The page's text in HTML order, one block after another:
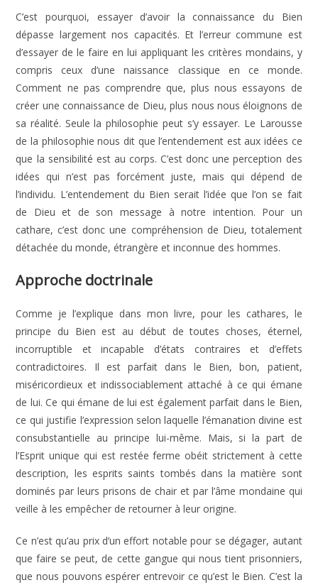
C’est pourquoi, essayer d’avoir la connaissance du Bien
dépasse largement nos capacités. Et l’erreur commune est
d’essayer de le faire en lui appliquant les critères mondains, y
compris ceux d’une naissance classique en ce monde.
Comment ne pas comprendre que, plus nous essayons de
créer une connaissance de Dieu, plus nous nous éloignons de
sa réalité. Seule la philosophie peut s’y essayer. Le Larousse
de la philosophie nous dit que l’entendement est aux idées ce
que la sensibilité est au corps. C’est donc une perception des
idées qui n’est pas forcément juste, mais qui dépend de
l’individu. L’entendement du Bien serait l’idée que l’on se fait
de Dieu et de son message à notre intention. Pour un
cathare, c’est donc une compréhension de Dieu, totalement
détachée du monde, étrangère et inconnue des hommes.
Approche doctrinale
Comme je l’explique dans mon livre, pour les cathares, le
principe du Bien est au début de toutes choses, éternel,
incorruptible et incapable d’états contraires et d’effets
contradictoires. Il est parfait dans le Bien, bon, patient,
miséricordieux et indissociablement attaché à ce qui émane
de lui. Ce qui émane de lui est également parfait dans le Bien,
ce qui justifie l’expression selon laquelle l’émanation divine est
consubstantielle au principe lui-même. Mais, si la part de
l’Esprit unique qui est restée ferme obéit strictement à cette
description, les esprits saints tombés dans la matière sont
dominés par leurs prisons de chair et par l’âme mondaine qui
veille à les empêcher de retourner à leur origine.
Ce n’est qu’au prix d’un effort notable pour se dégager, autant
que faire se peut, de cette gangue qui nous tient prisonniers,
que nous pouvons espérer entrevoir ce qu’est le Bien. C’est la